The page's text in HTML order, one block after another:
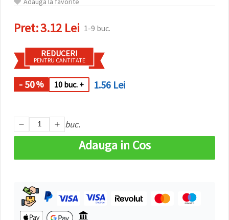
urile făcând
toate!" Sau
preferințele
în setări
selectând
un tip de
cookie -uri
dat și
"Salvați"
Pret:3.12 Lei 1-9 buc.
REDUCERI
PENTRU CANTITATE
- 50% 10 buc. + 1.56 Lei
buc.
Adauga in Cos